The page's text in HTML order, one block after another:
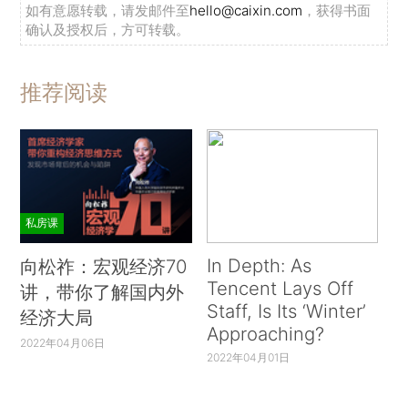
如有意愿转载，请发邮件至hello@caixin.com ，获得书面
确认及授权后，方可转载。
推荐阅读
私房课
向松祚：宏观经济70
讲，带你了解国内外
经济大局
2022年04月06日
In Depth: As
Tencent Lays Off
Staff, Is Its ‘Winter’
Approaching?
2022年04月01日